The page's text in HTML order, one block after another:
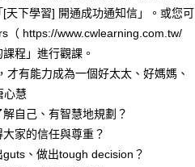
天下學習] 開通成功通知信」。或您可
（ https://www.cwlearning.com.tw/
程」進行觀課。
才有能力成為一個好太太、好媽媽、
心慧
自己、有智慧地規劃？
家的信任與尊重？
、做出tough decision？